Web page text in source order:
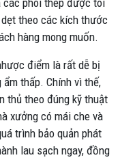
theo các kích thước
hàng mong muốn.
điểm là rất dễ bị
thấp. Chính vì thế,
thủ theo đúng kỹ thuật
xưởng có mái che và
trình bảo quản phát
lau sạch ngay, đồng